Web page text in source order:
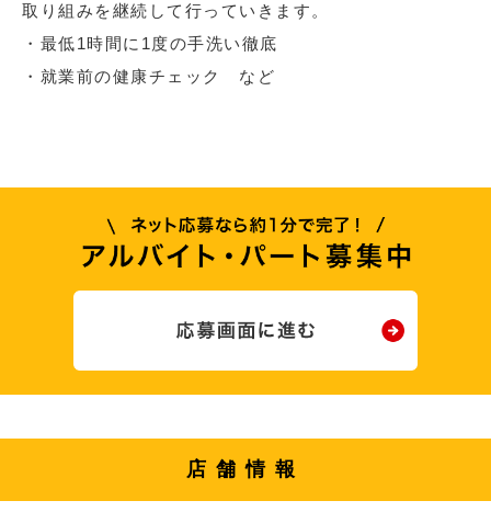
取り組みを継続して行っていきます。
・最低1時間に1度の手洗い徹底
・就業前の健康チェック など
店舗情報